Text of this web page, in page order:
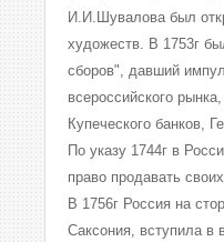
И.И.Шувалова был
художеств. В 1753г
сборов", давший
всероссийского
Купеческого банков,
По указу 1744г в
право продавать
В 1756г Россия на
Саксония, вступила в